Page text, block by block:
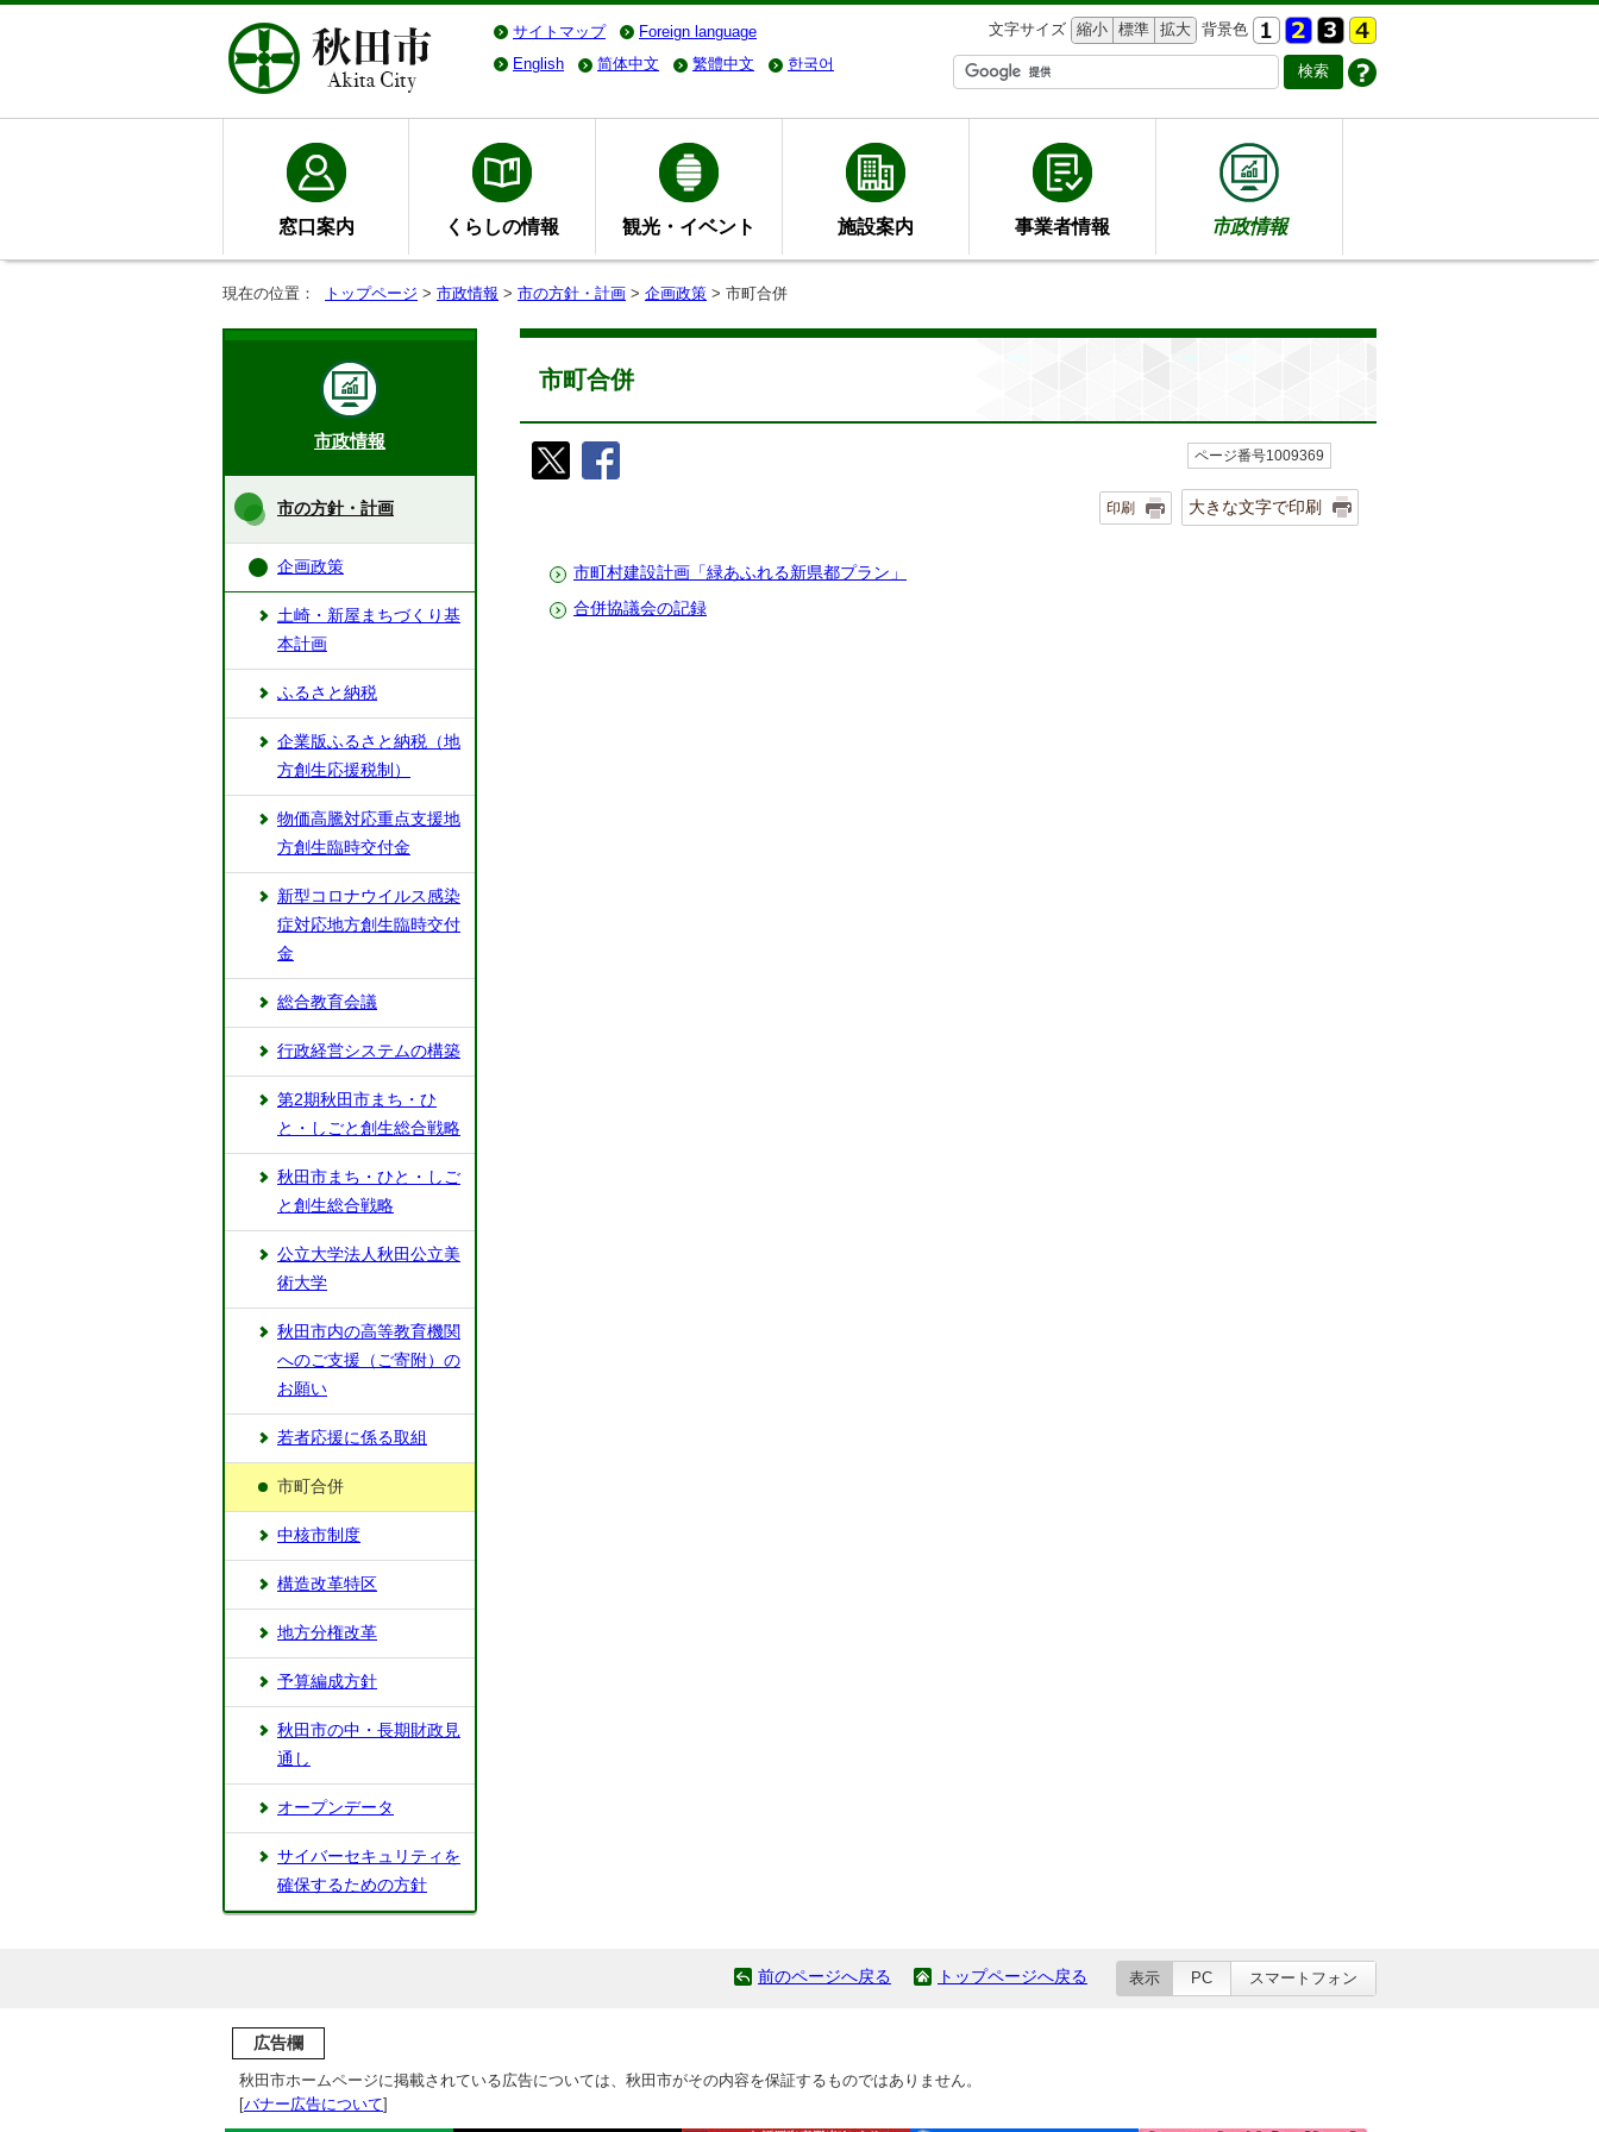
サイトマップ Foreign language 文字サイズ 縮小 標準 拡大 背景色
English
简体中文 繁體中文 한국어
窓口案内 くらしの情報 観光・イベント 施設案内 事業者情報 市政情報
現在の位置： トップページ > 市政情報 > 市の方針・計画 > 企画政策 > 市町合併
市町合併
ページ番号1009369
印刷 大きな文字で印刷
市町村建設計画「緑あふれる新県都プラン」
合併協議会の記録
市政情報
市の方針・計画
企画政策
土崎・新屋まちづくり基
本計画
ふるさと納税
企業版ふるさと納税（地
方創生応援税制）
物価高騰対応重点支援地
方創生臨時交付金
新型コロナウイルス感染
症対応地方創生臨時交付
金
総合教育会議
行政経営システムの構築
第2期秋田市まち・ひ
と・しごと創生総合戦略
秋田市まち・ひと・しご
と創生総合戦略
公立大学法人秋田公立美
術大学
秋田市内の高等教育機関
へのご支援（ご寄附）の
お願い
若者応援に係る取組
市町合併
中核市制度
構造改革特区
地方分権改革
予算編成方針
秋田市の中・長期財政見
通し
オープンデータ
サイバーセキュリティを
確保するための方針
前のページへ戻る トップページへ戻る 表示 PC スマートフォン
広告欄
秋田市ホームページに掲載されている広告については、秋田市がその内容を保証するものではありません。
[バナー広告について]